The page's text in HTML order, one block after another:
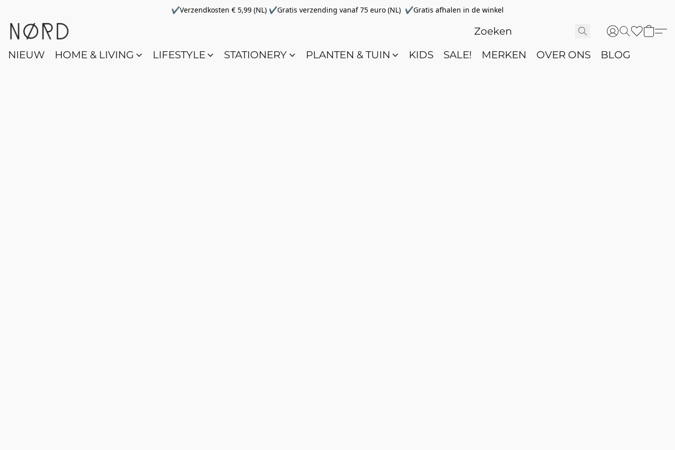
✔Verzendkosten € 5,99 (NL) ✔Gratis verzending vanaf 75 euro (NL) ✔Gratis afhalen in de winkel
NIEUW HOME & LIVING LIFESTYLE STATIONERY PLANTEN & TUIN KIDS SALE! MERKEN OVER ONS BLOG